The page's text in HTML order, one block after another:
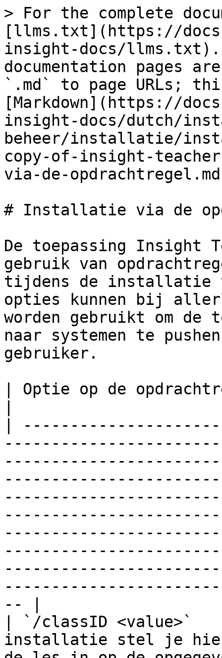
> For the complete
[llms.txt](https://
insight-docs/llms.txt).
documentation pages
`.md` to page URLs;
[Markdown](https://
insight-docs/dutch/
beheer/installatie/
copy-of-insight-
via-de-
# Installatie via de
De toepassing Insight
gebruik van
tijdens de installatie
opties kunnen bij
worden gebruikt om de
naar systemen te
gebruiker.
| Optie op de
|
-- |
| `/classID <value>`
installatie stel je